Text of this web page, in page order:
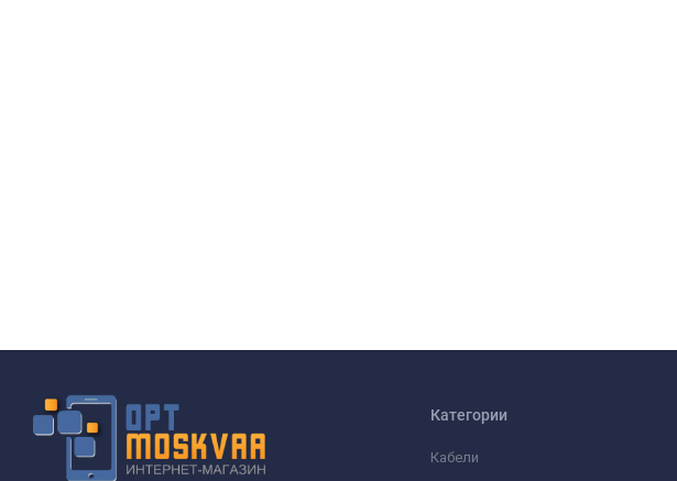
Категории
Кабели